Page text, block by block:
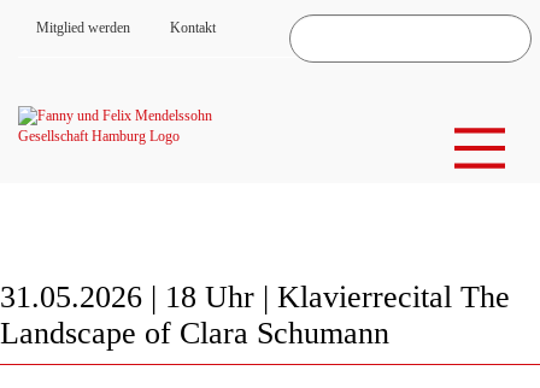
Mitglied werden Kontakt
31.05.2026 | 18 Uhr | Klavierrecital The
Landscape of Clara Schumann